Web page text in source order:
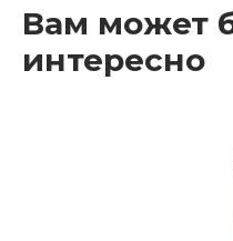
Вам может
интересно